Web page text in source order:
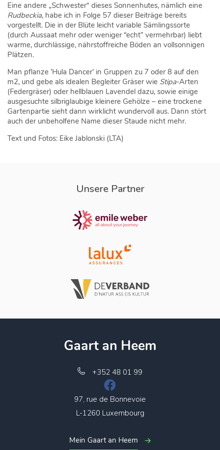
Eine andere „Schwester“ dieses Sonnenhutes, nämlich eine
Rudbeckia, habe ich in Folge 57 dieser Beiträge bereits
vorgestellt. Die in der Blüte leicht variable Sämlingssorte
(durch Aussaat mehr oder weniger “echt” vermehrbar) liebt
warme, durchlässige, nährstoffreiche Böden an vollsonnigen
Plätzen.
Man pflanze ’Hula Dancer’ in Gruppen zu 7 oder 8 auf den
m2, und gebe als idealen Begleiter Gräser wie Stipa-Arten
(Federgräser) oder hellblauen Lavendel dazu, sowie einige
ausgesuchte silbriglaubige kleinere Gehölze – eine trockene
Gartenpartie sieht dann wirklicht wundervoll aus. Dann stört
auch der unbeholfene Name dieser Staude nicht mehr.
Text und Fotos: Eike Jablonski (LTA)
Unsere Partner
Gaart an Heem
+352 48 01 99
97, rue de Bonnevoie
L-1260 Luxembourg
Mein Gaart an Heem